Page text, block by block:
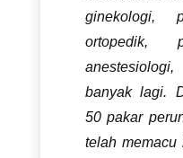
ginekologi,
ortopedik,
banyak lagi.
50 pakar
telah